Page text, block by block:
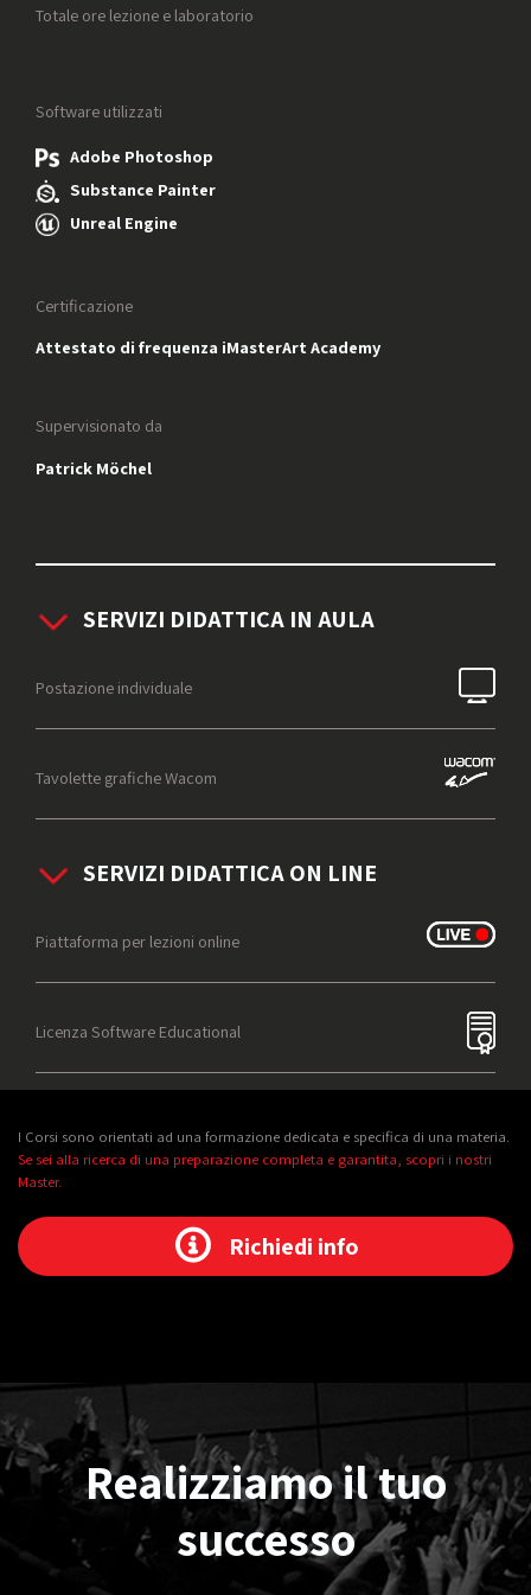
Totale ore lezione e laboratorio
Software utilizzati
Adobe Photoshop
Substance Painter
Unreal Engine
Certificazione
Attestato di frequenza iMasterArt Academy
Supervisionato da
Patrick Möchel
SERVIZI DIDATTICA IN AULA
Postazione individuale
Tavolette grafiche Wacom
SERVIZI DIDATTICA ON LINE
Piattaforma per lezioni online
Licenza Software Educational
I Corsi sono orientati ad una formazione dedicata e specifica di una materia.
Se sei alla ricerca di una preparazione completa e garantita, scopri i nostri
Master.
Richiedi info
Realizziamo il tuo
successo